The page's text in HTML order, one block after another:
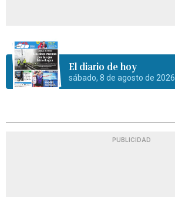
El diario de hoy
sábado, 8 de agosto de 2026
PUBLICIDAD